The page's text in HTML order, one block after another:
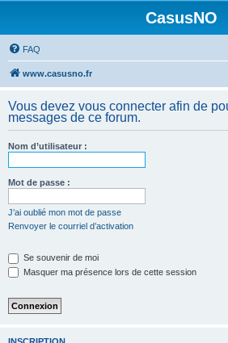
CasusNO
FAQ
www.casusno.fr
Vous devez vous connecter afin de
messages de ce forum.
Nom d’utilisateur :
Mot de passe :
J’ai oublié mon mot de passe
Renvoyer le courriel d’activation
Se souvenir de moi
Masquer ma présence lors de cette session